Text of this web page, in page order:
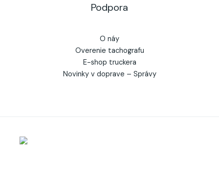
Podpora
O náy
Overenie tachografu
E-shop truckera
Novinky v doprave – Správy